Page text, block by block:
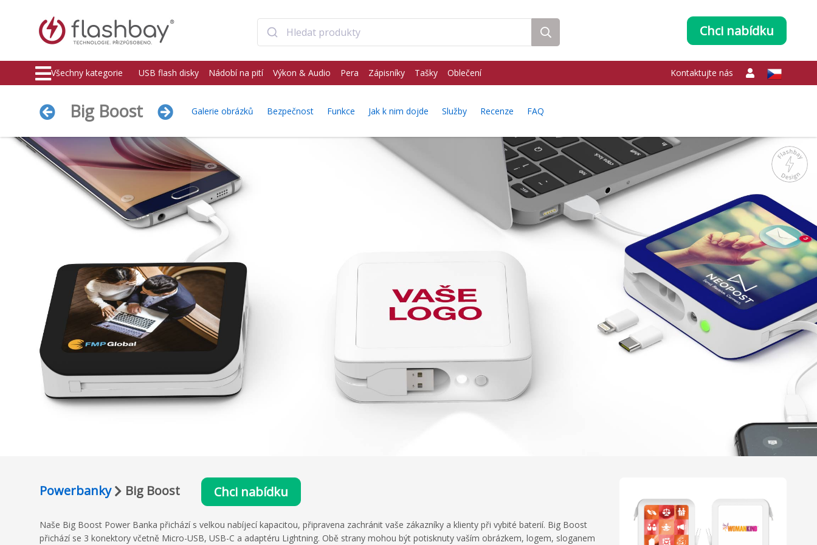
Chci nabídku
Všechny kategorie USB flash disky Nádobí na pití Výkon & Audio Pera Zápisníky Tašky Oblečení Kontaktujte nás
Big Boost Galerie obrázků Bezpečnost Funkce Jak k nim dojde Služby Recenze FAQ
Powerbanky Big Boost Chci nabídku
Naše Big Boost Power Banka přichází s velkou nabíjecí kapacitou, připravena zachránit vaše zákazníky a klienty při vybité baterií. Big Boost
přichází se 3 konektory včetně Micro-USB, USB-C a adaptéru Lightning. Obě strany mohou být potisknuty vaším obrázkem, logem, sloganem